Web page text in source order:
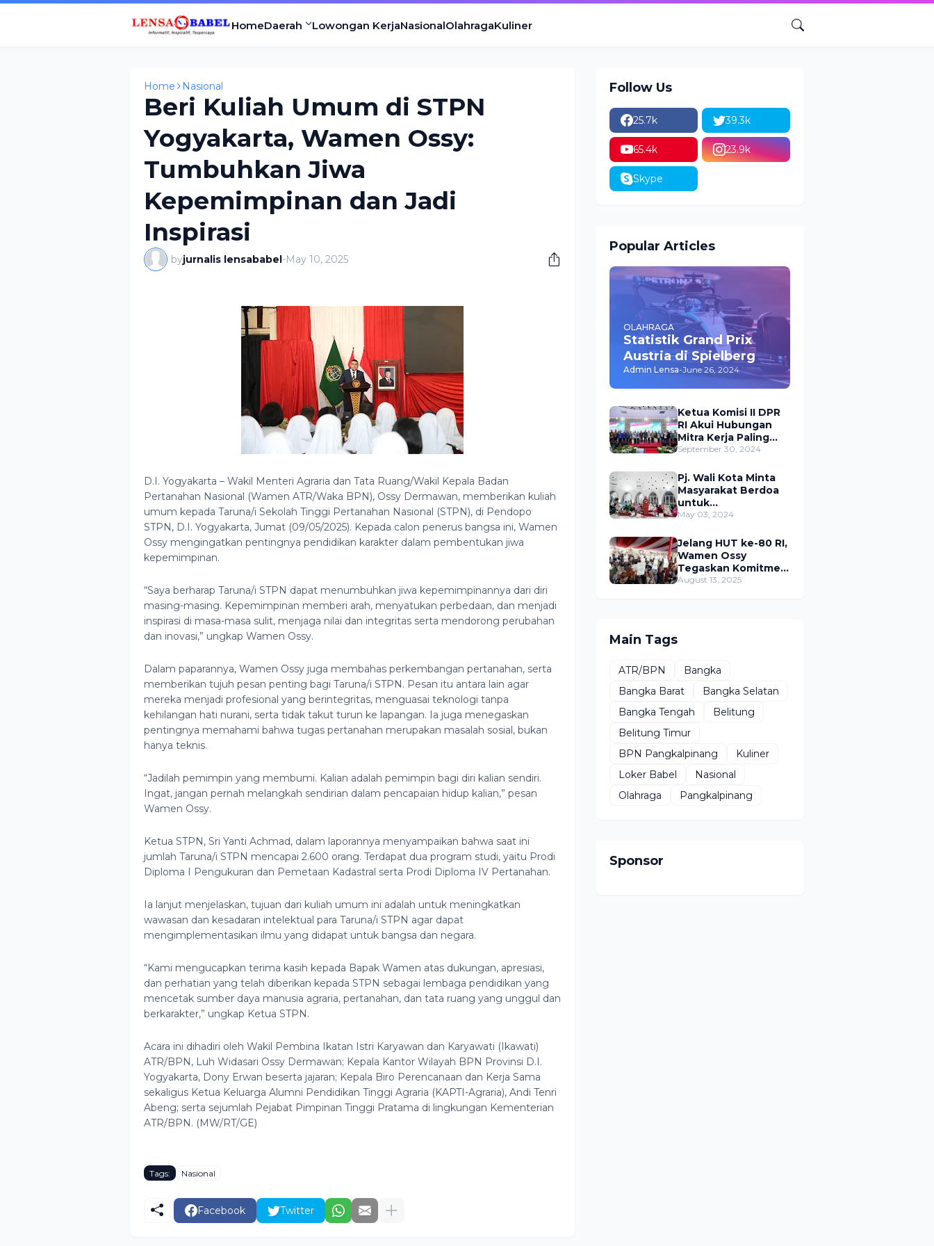
HomeDaerah Lowongan KerjaNasionalOlahragaKuliner
Home Nasional
Beri Kuliah Umum di STPN
Yogyakarta, Wamen Ossy:
Tumbuhkan Jiwa
Kepemimpinan dan Jadi
Inspirasi
byjurnalis lensababel-May 10, 2025
D.I. Yogyakarta – Wakil Menteri Agraria dan Tata Ruang/Wakil Kepala Badan
Pertanahan Nasional (Wamen ATR/Waka BPN), Ossy Dermawan, memberikan kuliah
umum kepada Taruna/i Sekolah Tinggi Pertanahan Nasional (STPN), di Pendopo
STPN, D.I. Yogyakarta, Jumat (09/05/2025). Kepada calon penerus bangsa ini, Wamen
Ossy mengingatkan pentingnya pendidikan karakter dalam pembentukan jiwa
kepemimpinan.
“Saya berharap Taruna/i STPN dapat menumbuhkan jiwa kepemimpinannya dari diri
masing-masing. Kepemimpinan memberi arah, menyatukan perbedaan, dan menjadi
inspirasi di masa-masa sulit, menjaga nilai dan integritas serta mendorong perubahan
dan inovasi,” ungkap Wamen Ossy.
Dalam paparannya, Wamen Ossy juga membahas perkembangan pertanahan, serta
memberikan tujuh pesan penting bagi Taruna/i STPN. Pesan itu antara lain agar
mereka menjadi profesional yang berintegritas, menguasai teknologi tanpa
kehilangan hati nurani, serta tidak takut turun ke lapangan. Ia juga menegaskan
pentingnya memahami bahwa tugas pertanahan merupakan masalah sosial, bukan
hanya teknis.
“Jadilah pemimpin yang membumi. Kalian adalah pemimpin bagi diri kalian sendiri.
Ingat, jangan pernah melangkah sendirian dalam pencapaian hidup kalian,” pesan
Wamen Ossy.
Ketua STPN, Sri Yanti Achmad, dalam laporannya menyampaikan bahwa saat ini
jumlah Taruna/i STPN mencapai 2.600 orang. Terdapat dua program studi, yaitu Prodi
Diploma I Pengukuran dan Pemetaan Kadastral serta Prodi Diploma IV Pertanahan.
Ia lanjut menjelaskan, tujuan dari kuliah umum ini adalah untuk meningkatkan
wawasan dan kesadaran intelektual para Taruna/i STPN agar dapat
mengimplementasikan ilmu yang didapat untuk bangsa dan negara.
“Kami mengucapkan terima kasih kepada Bapak Wamen atas dukungan, apresiasi,
dan perhatian yang telah diberikan kepada STPN sebagai lembaga pendidikan yang
mencetak sumber daya manusia agraria, pertanahan, dan tata ruang yang unggul dan
berkarakter,” ungkap Ketua STPN.
Acara ini dihadiri oleh Wakil Pembina Ikatan Istri Karyawan dan Karyawati (Ikawati)
ATR/BPN, Luh Widasari Ossy Dermawan; Kepala Kantor Wilayah BPN Provinsi D.I.
Yogyakarta, Dony Erwan beserta jajaran; Kepala Biro Perencanaan dan Kerja Sama
sekaligus Ketua Keluarga Alumni Pendidikan Tinggi Agraria (KAPTI-Agraria), Andi Tenri
Abeng; serta sejumlah Pejabat Pimpinan Tinggi Pratama di lingkungan Kementerian
ATR/BPN. (MW/RT/GE)
Tags: Nasional
Facebook Twitter
Follow Us
25.7k 39.3k
65.4k 23.9k
Skype
Popular Articles
OLAHRAGA
Statistik Grand Prix
Austria di Spielberg
Admin Lensa-June 26, 2024
Ketua Komisi II DPR
RI Akui Hubungan
Mitra Kerja Paling
Akrab dengan
ATR/BPN
September 30, 2024
Pj. Wali Kota Minta
Masyarakat Berdoa
untuk
Pangkalpinang,
di 2024 Berjalan
Lancar
May 03, 2024
Jelang HUT ke-80 RI,
Wamen Ossy
Tegaskan Komitmen
Presiden Prabowo
August 13, 2025
Main Tags
ATR/BPN
Bangka
Bangka Barat
Bangka Selatan
Bangka Tengah
Belitung
Belitung Timur
BPN Pangkalpinang
Kuliner
Loker Babel
Nasional
Olahraga
Pangkalpinang
Sponsor